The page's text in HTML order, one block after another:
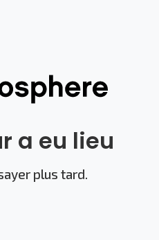
a eu lieu
plus tard.